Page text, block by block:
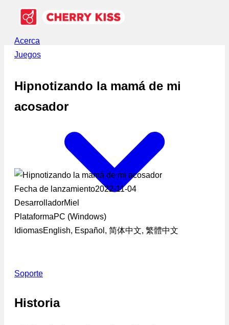
Acerca
Juegos
Soporte
Hipnotizando la mamá de mi
acosador
Fecha de lanzamiento2022-11-04
DesarrolladorMiel
PlataformaPC (Windows)
IdiomasEnglish, Español, 简体中文, 繁體中文
Historia